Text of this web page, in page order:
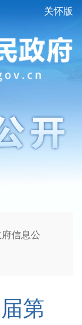
关怀版
府信息公
第